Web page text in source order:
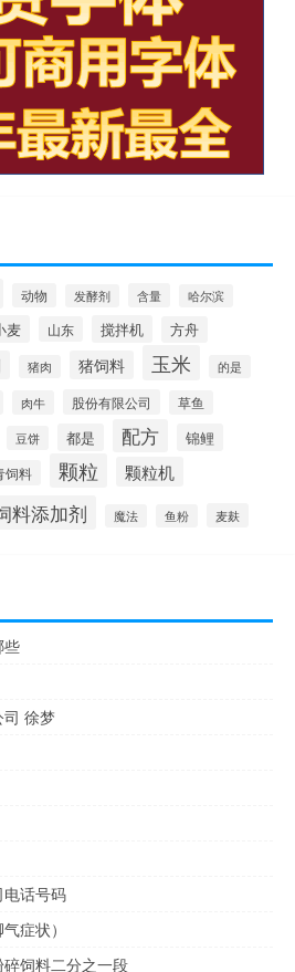
动物 发酵剂 含量 哈尔滨
麦 山东 搅拌机 方舟
猪肉 猪饲料 玉米 的是
肉牛 股份有限公司 草鱼
豆饼 都是 配方 锦鲤
饲料 颗粒 颗粒机
料添加剂 魔法 鱼粉 麦麸
些
徐梦
话号码
症状）
饲料二分之一段